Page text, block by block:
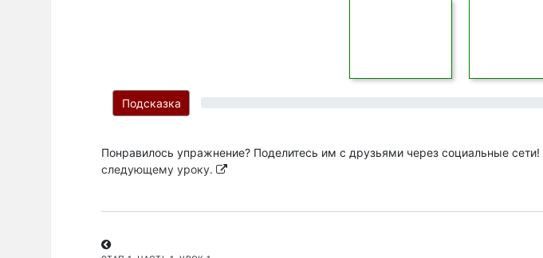
Подсказка
Понравилось упражнение? Поделитесь им с друзьями через социальные сети!
следующему уроку.